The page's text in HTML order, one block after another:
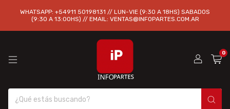
WHATSAPP: +54911 50198131 // LUN-VIE (9:30 A 18HS) SABADOS
(9:30 A 13:00HS) // EMAIL: VENTAS@INFOPARTES.COM.AR
0